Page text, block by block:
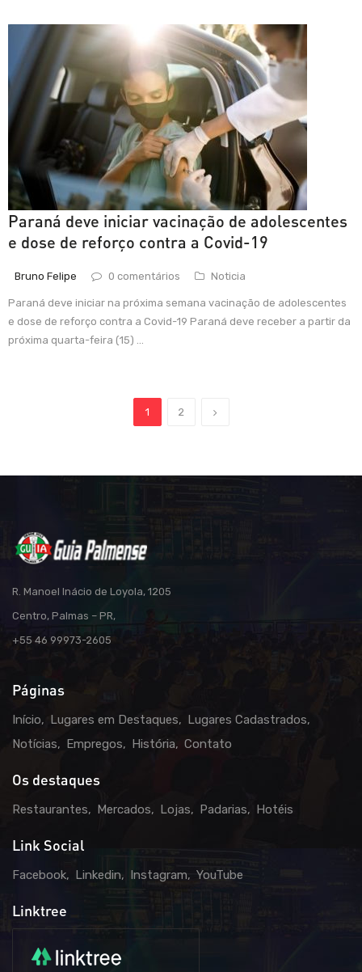
Paraná deve iniciar vacinação de adolescentes
e dose de reforço contra a Covid-19
Bruno Felipe 0 comentários Noticia
Paraná deve iniciar na próxima semana vacinação de adolescentes
e dose de reforço contra a Covid-19 Paraná deve receber a partir da
próxima quarta-feira (15) ...
1 2
R. Manoel Inácio de Loyola, 1205
Centro, Palmas – PR,
+55 46 99973-2605
Páginas
Início Lugares em Destaques
Lugares Cadastrados
Notícias
Empregos História Contato
Os destaques
Restaurantes Mercados Lojas Padarias Hotéis
Link Social
Facebook Linkedin Instagram YouTube
Linktree